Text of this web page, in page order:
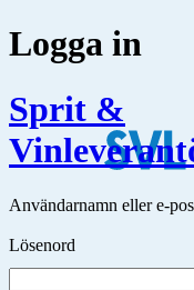
Logga in
Sprit &
Användarnamn eller e-
Lösenord